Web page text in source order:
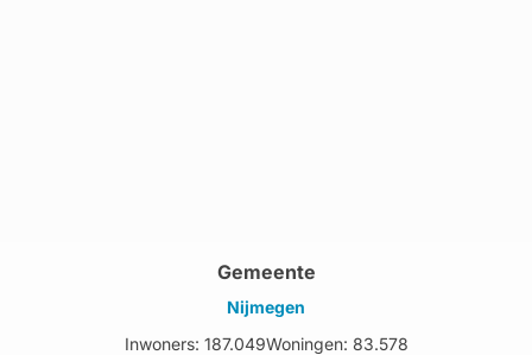
Gemeente
Nijmegen
Inwoners: 187.049Woningen: 83.578